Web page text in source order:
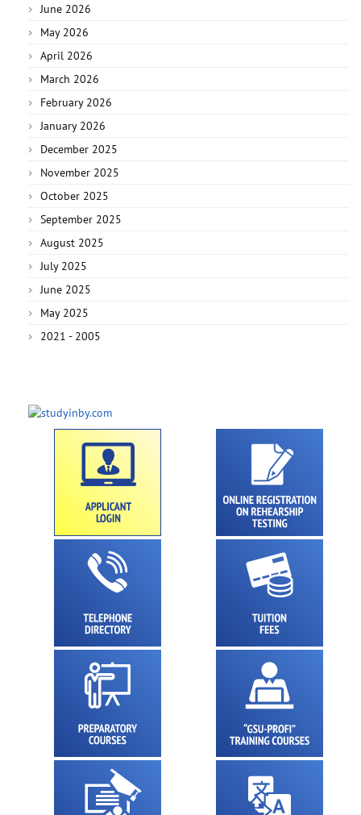
June 2026
May 2026
April 2026
March 2026
February 2026
January 2026
December 2025
November 2025
October 2025
September 2025
August 2025
July 2025
June 2025
May 2025
2021 - 2005